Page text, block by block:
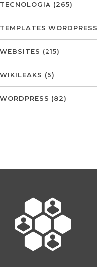
TECNOLOGIA (265)
TEMPLATES WORDPRESS
WEBSITES (215)
WIKILEAKS (6)
WORDPRESS (82)